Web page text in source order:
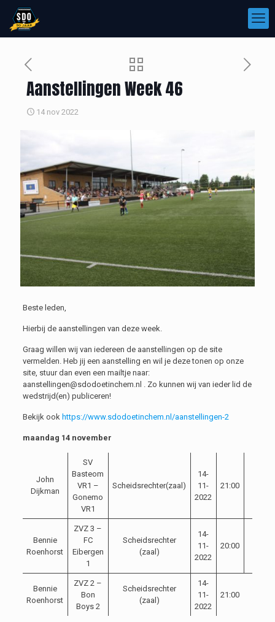
Aanstellingen Week 46
14 nov 2022
Beste leden,
Hierbij de aanstellingen van deze week.
Graag willen wij van iedereen de aanstellingen op de site
vermelden. Heb jij een aanstelling en wil je deze tonen op onze
site, stuur dan even een mailtje naar:
aanstellingen@sdodoetinchem.nl . Zo kunnen wij van ieder lid de
wedstrijd(en) publiceren!
Bekijk ook https://www.sdodoetinchem.nl/aanstellingen-2
maandag 14 november
John
Dijkman
SV
Basteom
VR1 –
Gonemo
VR1
Scheidsrechter(zaal)
14-
11-
2022
21:00
Bennie
Roenhorst
ZVZ 3 –
FC
Eibergen
1
Scheidsrechter
(zaal)
14-
11-
2022
20:00
Bennie
Roenhorst
ZVZ 2 –
Bon
Boys 2
Scheidsrechter
(zaal)
14-
11-
2022
21:00